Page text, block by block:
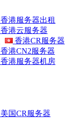
香港服务器出租
香港云服务器
香港CR服务器
香港CN2服务器
香港服务器机房
美国CR服务器